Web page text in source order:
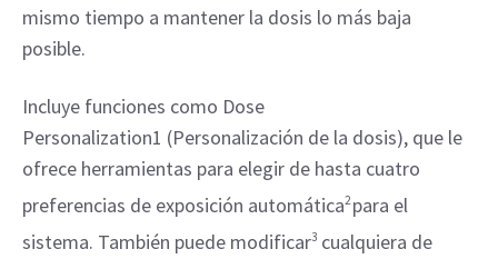
mismo tiempo a mantener la dosis lo más baja
posible.
Incluye funciones como Dose
Personalization1 (Personalización de la dosis), que le
ofrece herramientas para elegir de hasta cuatro
preferencias de exposición automática2 para el
sistema. También puede modificar3 cualquiera de